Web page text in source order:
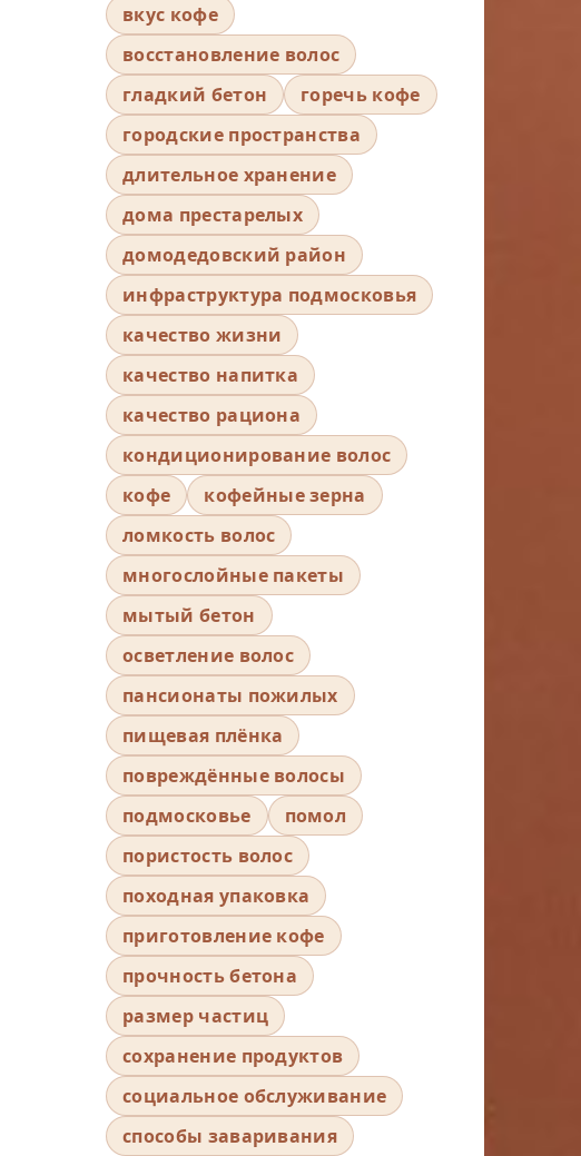
вкус кофе
восстановление волос
гладкий бетон
горечь кофе
городские пространства
длительное хранение
дома престарелых
домодедовский район
инфраструктура подмосковья
качество жизни
качество напитка
качество рациона
кондиционирование волос
кофе
кофейные зерна
ломкость волос
многослойные пакеты
мытый бетон
осветление волос
пансионаты пожилых
пищевая плёнка
повреждённые волосы
подмосковье
помол
пористость волос
походная упаковка
приготовление кофе
прочность бетона
размер частиц
сохранение продуктов
социальное обслуживание
способы заваривания